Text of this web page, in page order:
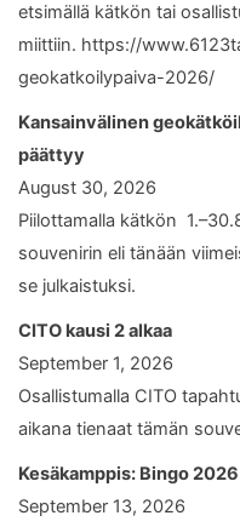
etsimällä kätkön tai
miittiin. https://
geokatkoilypaiva-2026/
Kansainvälinen
päättyy
August 30, 2026
Piilottamalla kätkön
souvenirin eli tänään
se julkaistuksi.
CITO kausi 2 alkaa
September 1, 2026
Osallistumalla CITO
aikana tienaat tämän
Kesäkamppis: Bingo
September 13, 2026